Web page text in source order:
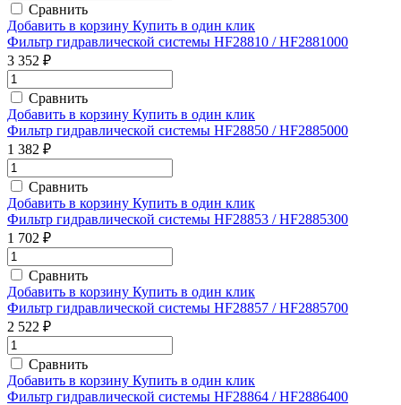
Сравнить
Добавить в корзину Купить в один клик
Фильтр гидравлической системы HF28810 / HF2881000
3 352 ₽
Сравнить
Добавить в корзину Купить в один клик
Фильтр гидравлической системы HF28850 / HF2885000
1 382 ₽
Сравнить
Добавить в корзину Купить в один клик
Фильтр гидравлической системы HF28853 / HF2885300
1 702 ₽
Сравнить
Добавить в корзину Купить в один клик
Фильтр гидравлической системы HF28857 / HF2885700
2 522 ₽
Сравнить
Добавить в корзину Купить в один клик
Фильтр гидравлической системы HF28864 / HF2886400